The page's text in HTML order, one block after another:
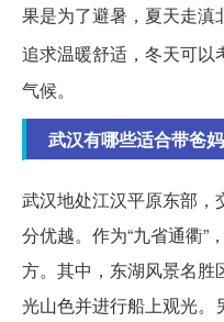
果是为了避暑，夏天走滇
追求温暖舒适，冬天可以
气候。
武汉有哪些适合带爸
武汉地处江汉平原东部，
分优越。作为“九省通衢”
方。其中，东湖风景名胜
光山色并进行船上观光。